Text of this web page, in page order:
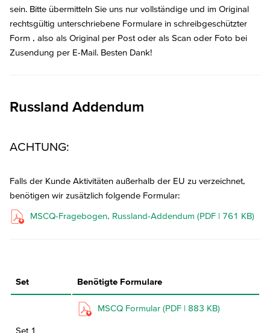
sein. Bitte übermitteln Sie uns nur vollständige und im Original
rechtsgültig unterschriebene Formulare in schreibgeschützter
Form , also als Original per Post oder als Scan oder Foto bei
Zusendung per E-Mail. Besten Dank!
Russland Addendum
ACHTUNG:
Falls der Kunde Aktivitäten außerhalb der EU zu verzeichnet,
benötigen wir zusätzlich folgende Formular:
MSCQ-Fragebogen, Russland-Addendum (PDF | 761 KB)
Set Benötigte Formulare
Set 1
MSCQ Formular (PDF | 883 KB)